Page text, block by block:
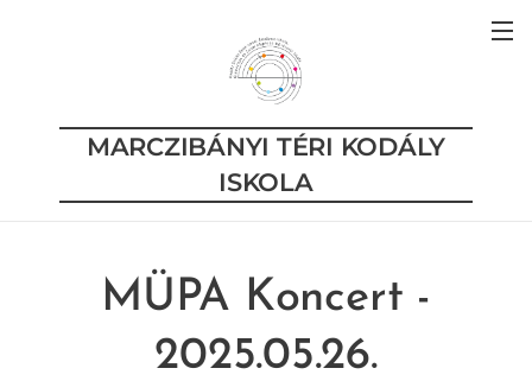
MARCZIBÁNYI TÉRI KODÁLY
ISKOLA
MÜPA Koncert -
2025.05.26.